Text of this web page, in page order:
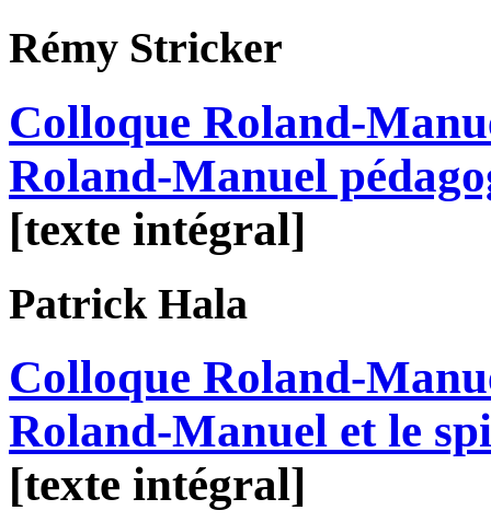
Rémy Stricker
Colloque Roland-
Roland-Manuel
[texte intégral]
Patrick Hala
Colloque Roland-
Roland-Manuel et le
[texte intégral]